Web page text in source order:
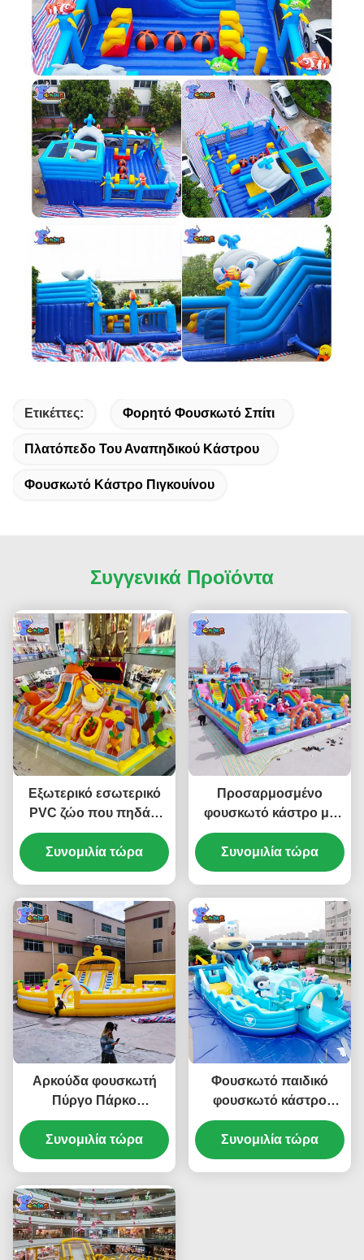
Ετικέττες: Φορητό Φουσκωτό Σπίτι
Πλατόπεδο Του Αναπηδικού Κάστρου
Φουσκωτό Κάστρο Πιγκουίνου
Συγγενικά Προϊόντα
Εξωτερικό εσωτερικό
PVC ζώο που πηδάει
φουσκωτό αναπηδικό
κάστρο με διαδρόμιο
Συνομιλία τώρα
Προσαρμοσμένο
φουσκωτό κάστρο με
κινούμενα σχέδια για
πάρκα παιχνιδιού για
παιδιά
Συνομιλία τώρα
Αρκούδα φουσκωτή
Πύργο Πάρκο
Παιχνιδιών
Πυροβολιστικό Σπίτι για
Υπογειές
Συνομιλία τώρα
Φουσκωτό παιδικό
φουσκωτό κάστρο
εξερεύνησης ωκεανού
με διπλή τσουλήθρα
από παχύ PVC
Συνομιλία τώρα